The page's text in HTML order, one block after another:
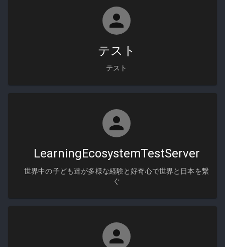
テスト
テスト
LearningEcosystemTestServer
世界中の子ども達が多様な経験と好奇心で世界と日本を繋
ぐ